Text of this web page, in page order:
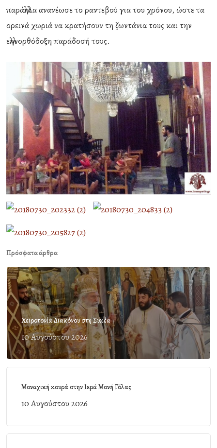
παράλληλα ανανέωσε το ραντεβού για του χρόνου, ώστε τα
ορεινά χωριά να κρατήσουν τη ζωντάνια τους και την
ελληνορθόδοξη παράδοσή τους.
Πρόσφατα άρθρα
Χειροτονία Διακόνου στη Συκέα
10 Αυγούστου 2026
Μοναχική κουρά στην Ιερά Μονή Γόλας
10 Αυγούστου 2026